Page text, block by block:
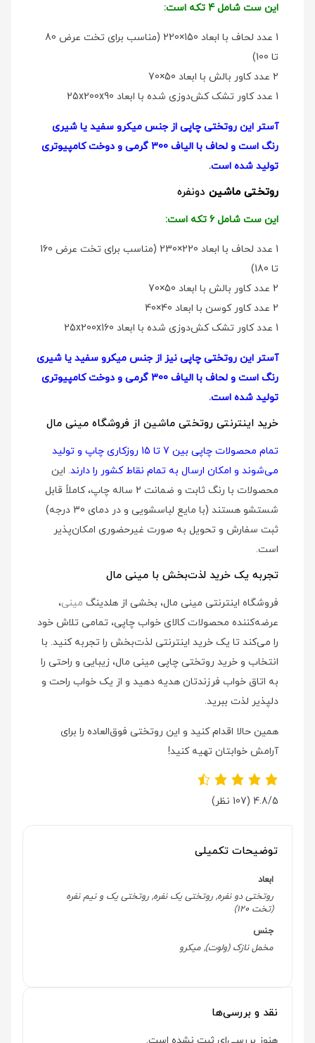
این ست شامل 4 تکه است:
1 عدد لحاف با ابعاد 150×220 (مناسب برای تخت عرض 80
تا 100)
2 عدد کاور بالش با ابعاد 50×70
1 عدد کاور تشک کش‌دوزی شده با ابعاد 25x200x90
آستر این روتختی چاپی از جنس میکرو سفید یا شیری
رنگ است و لحاف با الیاف 300 گرمی و دوخت کامپیوتری
تولید شده است.
روتختی ماشین دو‌نفره
این ست شامل 6 تکه است:
1 عدد لحاف با ابعاد 220×230 (مناسب برای تخت عرض 160
تا 180)
2 عدد کاور بالش با ابعاد 50×70
2 عدد کاور کوسن با ابعاد 40×40
1 عدد کاور تشک کش‌دوزی شده با ابعاد 25x200x160
آستر این روتختی چاپی نیز از جنس میکرو سفید یا شیری
رنگ است و لحاف با الیاف 300 گرمی و دوخت کامپیوتری
تولید شده است.
خرید اینترنتی روتختی ماشین از فروشگاه مینی مال
تمام محصولات چاپی بین 7 تا 15 روزکاری چاپ و تولید
می‌شوند و امکان ارسال به تمام نقاط کشور را دارند. این
محصولات با رنگ ثابت و ضمانت 2 ساله چاپ، کاملاً قابل
شستشو هستند (با مایع لباسشویی و در دمای 30 درجه)
ثبت سفارش و تحویل به صورت غیرحضوری امکان‌پذیر
است.
تجربه یک خرید لذت‌بخش با مینی مال
فروشگاه اینترنتی مینی مال، بخشی از هلدینگ مینی،
عرضه‌کننده محصولات کالای خواب چاپی، تمامی تلاش خود
را می‌کند تا یک خرید اینترنتی لذت‌بخش را تجربه کنید. با
انتخاب و خرید روتختی چاپی مینی مال، زیبایی و راحتی را
به اتاق خواب فرزندتان هدیه دهید و از یک خواب راحت و
دلپذیر لذت ببرید.
همین حالا اقدام کنید و این روتختی فوق‌العاده را برای
آرامش خوابتان تهیه کنید!
4.8/5 (107 نظر)
توضیحات تکمیلی
ابعاد
روتختی دو نفره, روتختی یک نفره, روتختی یک و نیم نفره
(تخت 120)
جنس
مخمل نازک (ولوت), میکرو
نقد و بررسی‌ها